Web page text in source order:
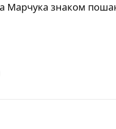
Марчука знаком